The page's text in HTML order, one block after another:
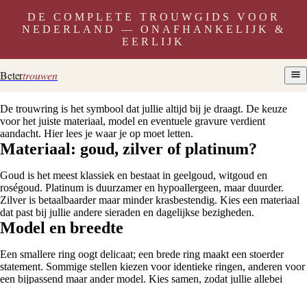
DE COMPLETE TROUWGIDS VOOR
NEDERLAND — ONAFHANKELIJK &
EERLIJK
Betertrouwen
De trouwring is het symbool dat jullie altijd bij je draagt. De keuze
voor het juiste materiaal, model en eventuele gravure verdient
aandacht. Hier lees je waar je op moet letten.
Materiaal: goud, zilver of platinum?
Goud is het meest klassiek en bestaat in geelgoud, witgoud en
roségoud. Platinum is duurzamer en hypoallergeen, maar duurder.
Zilver is betaalbaarder maar minder krasbestendig. Kies een materiaal
dat past bij jullie andere sieraden en dagelijkse bezigheden.
Model en breedte
Een smallere ring oogt delicaat; een brede ring maakt een stoerder
statement. Sommige stellen kiezen voor identieke ringen, anderen voor
een bijpassend maar ander model. Kies samen, zodat jullie allebei